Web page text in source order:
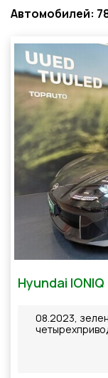
Автомобилей:
Hyundai
08.2023,